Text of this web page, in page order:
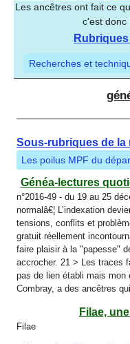
Les ancêtres ont fait ce
c'est donc
Rubriques
Recherches et
Sous-rubriques de la
Les poilus MPF du
Généa-lectures
n°2016-49 - du 19 au 25
normalâ€¦ L’indexation
tensions, conflits et
gratuit réellement
faire plaisir à la "papesse"
accrocher. 21 > Les traces
pas de lien établi mais
Combray, a des ancêtres
Filae,
Filae